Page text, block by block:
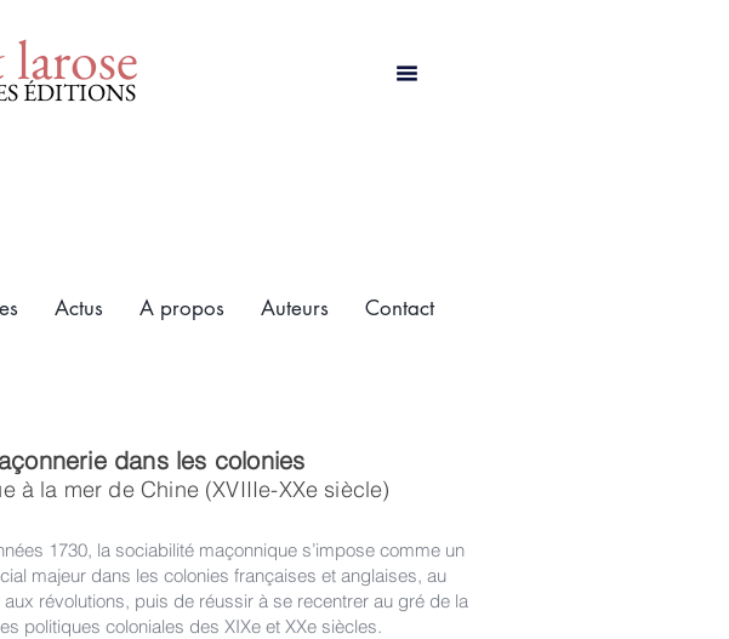
ÉDITIONS
Actus A propos Auteurs Contact
dans les colonies
à la mer de Chine (XVIIIe-XXe siècle)
1730, la sociabilité maçonnique s’impose comme un
majeur dans les colonies françaises et anglaises, au
révolutions, puis de réussir à se recentrer au gré de la
politiques coloniales des XIXe et XXe siècles.